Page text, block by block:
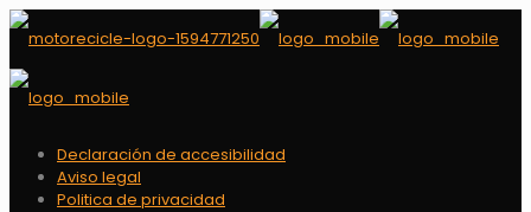
Declaración de accesibilidad
Aviso legal
Politica de privacidad